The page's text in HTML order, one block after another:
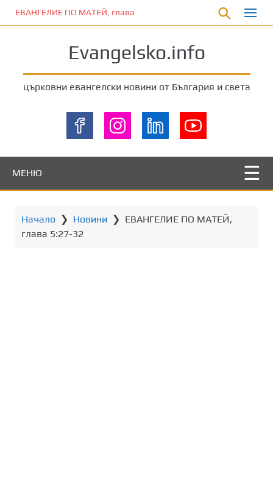
ЕВАНГЕЛИЕ ПО МАТЕЙ, глава 5:33-37
Evangelsko.info
църковни евангелски новини от България и света
МЕНЮ
Начало ❯ Новини ❯ ЕВАНГЕЛИЕ ПО МАТЕЙ,
глава 5:27-32